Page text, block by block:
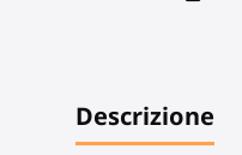
Descrizione